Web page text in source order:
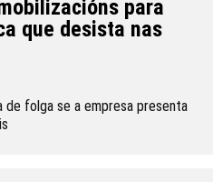
para
que desista nas
folga se a empresa presenta